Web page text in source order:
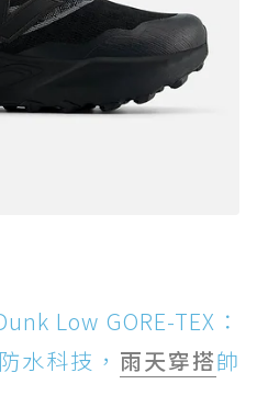
Low GORE-TEX：
水科技， 雨天穿搭帥